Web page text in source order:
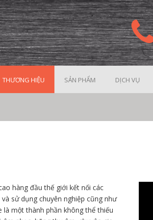
THƯƠNG HIỆU SẢN PHẨM DỊCH VỤ
hàng đầu thế giới kết nối các
sử dụng chuyên nghiệp cũng như
một thành phần không thể thiếu